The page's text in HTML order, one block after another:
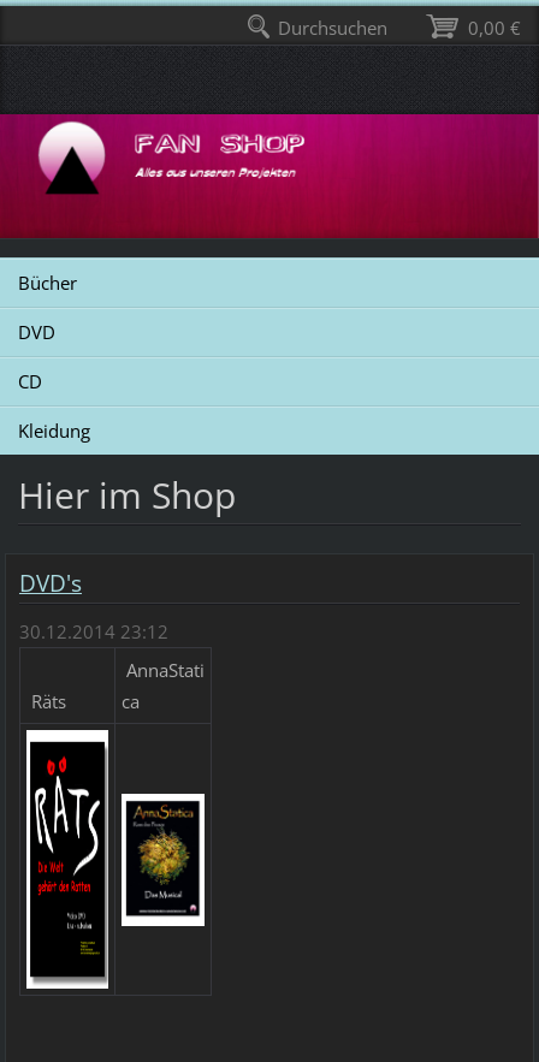
Bücher
DVD
CD
Kleidung
Hier im Shop
DVD's
30.12.2014 23:12
Räts
AnnaStati
ca
0,00 €
Durchsuchen